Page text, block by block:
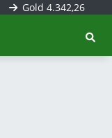
Gold 4.342,26